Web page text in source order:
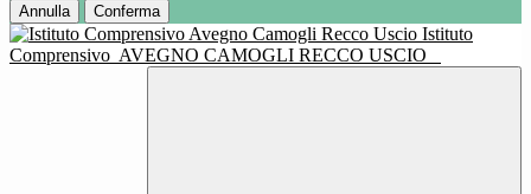
Annulla Conferma
Istituto
Comprensivo AVEGNO CAMOGLI RECCO USCIO